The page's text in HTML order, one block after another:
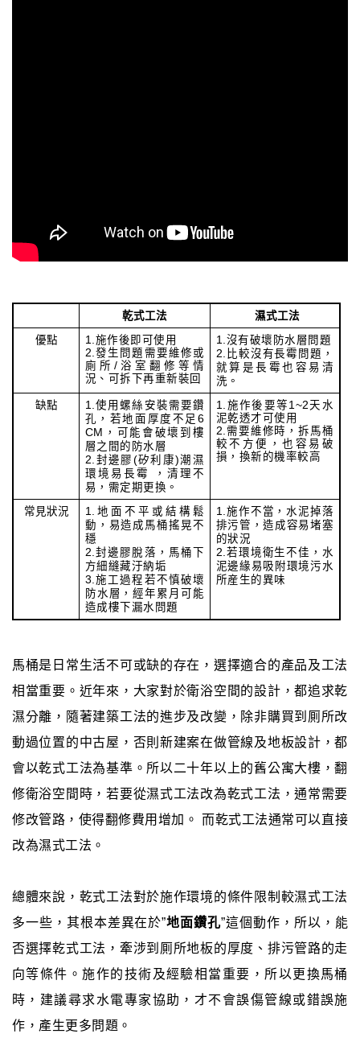
乾式工法
濕式工法
優點
1.施作後即可使用
2.發生問題需要維修或
廁所/浴室翻修等情
況、可拆下再重新裝回
1.沒有破壞防水層問題
2.比較沒有長霉問題，
就算是長霉也容易清
洗。
缺點
1.使用螺絲安裝需要鑽
孔，若地面厚度不足6
CM，可能會破壞到樓
層之間的防水層
2.封邊膠(矽利康)潮濕
環境易長霉 ，清理不
易，需定期更換。
1.施作後要等1~2天水
泥乾透才可使用
2.需要維修時，拆馬桶
較不方便，也容易破
損，換新的機率較高
常見狀況
1.地面不平或結構鬆
動，易造成馬桶搖晃不
穩
2.封邊膠脫落，馬桶下
方細縫藏汙納垢
3.施工過程若不慎破壞
防水層，經年累月可能
造成樓下漏水問題
1.施作不當，水泥掉落
排污管，造成容易堵塞
的狀況
2.若環境衛生不佳，水
泥邊緣易吸附環境污水
所産生的異味
馬桶是日常生活不可或缺的存在，選擇適合的產品及工法
相當重要。近年來，大家對於衛浴空間的設計，都追求乾
濕分離，隨著建築工法的進步及改變，除非購買到厠所改
動過位置的中古屋，否則新建案在做管線及地板設計，都
會以乾式工法為基準。所以二十年以上的舊公寓大樓，翻
修衛浴空間時，若要從濕式工法改為乾式工法，通常需要
修改管路，使得翻修費用增加。 而乾式工法通常可以直接
改為濕式工法。
總體來說，乾式工法對於施作環境的條件限制較濕式工法
多一些，其根本差異在於”地面鑽孔”這個動作，所以，能
否選擇乾式工法，牽涉到厠所地板的厚度、排污管路的走
向等條件。施作的技術及經驗相當重要，所以更換馬桶
時，建議尋求水電專家協助，才不會誤傷管線或錯誤施
作，產生更多問題。